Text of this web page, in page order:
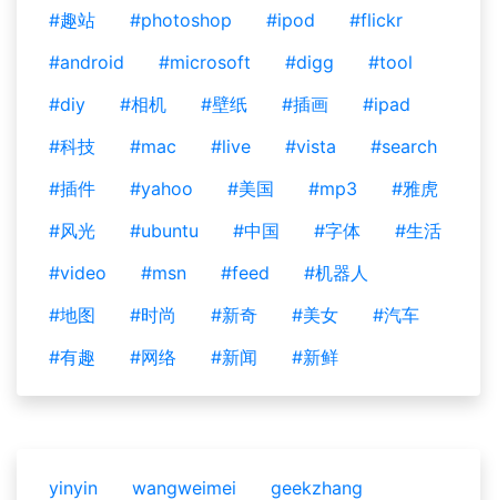
#趣站
#photoshop #ipod
#flickr
#android
#microsoft #digg
#tool
#diy
#相机 #壁纸 #插画
#ipad
#科技
#mac #live #vista
#search
#插件
#yahoo #美国 #mp3
#雅虎
#风光
#ubuntu #中国 #字体
#生活
#video
#msn #feed
#机器人
#地图
#时尚 #新奇 #美女
#汽车
#有趣
#网络 #新闻 #新鲜
yinyin wangweimei
geekzhang